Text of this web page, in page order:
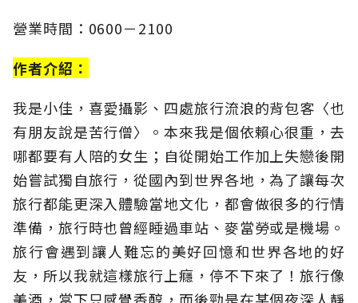
營業時間：0600－2100
作者介紹：
我是小佳，喜愛攝影、四處旅行流浪的背包客〈也
有朋友說是苦行僧〉。本來我是個依賴心很重，去
哪都要有人陪的女生；自從開始工作加上失戀後開
始嘗試獨自旅行，從國內到世界各地，為了讓每次
旅行都能更深入體驗當地文化，都會做很多的行情
準備，旅行時也曾經睡過車站、麥當勞或是機場。
旅行會遇到讓人難忘的美好回憶和世界各地的好
友，所以我就這樣旅行上癮，停不下來了！旅行像